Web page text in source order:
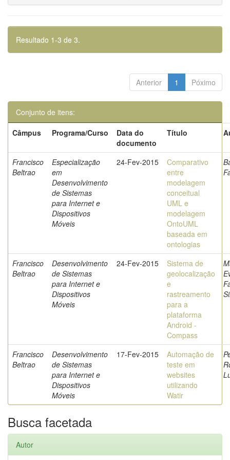
Resultado 1-3 de 3.
Anterior 1 Póximo
Conjunto de itens:
Câmpus
Programa/Curso
Data do
documento
Título
Francisco
Beltrao
Especialização
em
Desenvolvimento
de Sistemas
para Internet e
Dispositivos
Móveis
24-Fev-2015
Comparativo
entre
modelagem
conceitual
UML e
modelagem
OntoUML
baseada em
ontologias
Francisco
Beltrao
Desenvolvimento
de Sistemas
para Internet e
Dispositivos
Móveis
24-Fev-2015
Sistema de
geolocalização
e
rastreamento
para a
plataforma
Android -
Compass
Francisco
Beltrao
Desenvolvimento
de Sistemas
para Internet e
Dispositivos
Móveis
17-Fev-2015
Automação de
teste em
websites
utilizando
Watir
Busca facetada
Autor